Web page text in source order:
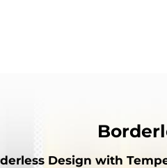
Design with